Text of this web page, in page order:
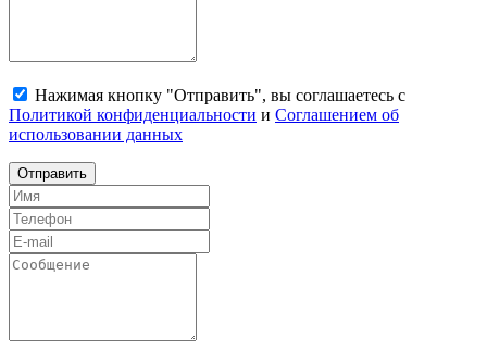
Нажимая кнопку "Отправить", вы соглашаетесь с
Политикой конфиденциальности и Соглашением об
использовании данных
Отправить